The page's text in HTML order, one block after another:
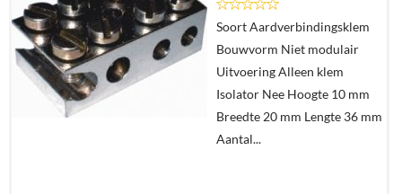
Soort Aardverbindingsklem
Bouwvorm Niet modulair
Uitvoering Alleen klem
Isolator Nee Hoogte 10 mm
Breedte 20 mm Lengte 36 mm
Aantal...